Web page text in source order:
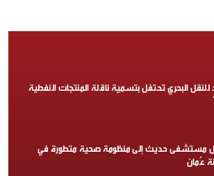
للنقل البحري تحتفل بتسمية ناقلة المنتجات النفطية
مستشفى حديث إلى منظومة صحية متطورة في
عُمان